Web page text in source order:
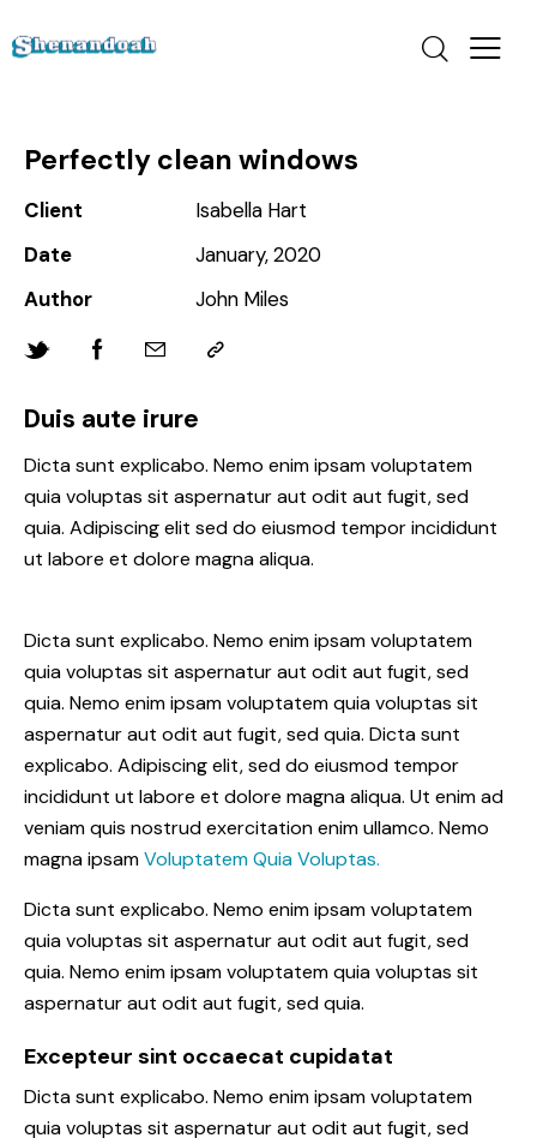
Perfectly clean windows
Client
Isabella Hart
Date
January, 2020
Author
John Miles
Duis aute irure
Dicta sunt explicabo. Nemo enim ipsam voluptatem
quia voluptas sit aspernatur aut odit aut fugit, sed
quia. Adipiscing elit sed do eiusmod tempor incididunt
ut labore et dolore magna aliqua.
Dicta sunt explicabo. Nemo enim ipsam voluptatem
quia voluptas sit aspernatur aut odit aut fugit, sed
quia. Nemo enim ipsam voluptatem quia voluptas sit
aspernatur aut odit aut fugit, sed quia. Dicta sunt
explicabo. Adipiscing elit, sed do eiusmod tempor
incididunt ut labore et dolore magna aliqua. Ut enim ad
veniam quis nostrud exercitation enim ullamco. Nemo
magna ipsamVoluptatem Quia Voluptas.
Dicta sunt explicabo. Nemo enim ipsam voluptatem
quia voluptas sit aspernatur aut odit aut fugit, sed
quia. Nemo enim ipsam voluptatem quia voluptas sit
aspernatur aut odit aut fugit, sed quia.
Excepteur sint occaecat cupidatat
Dicta sunt explicabo. Nemo enim ipsam voluptatem
quia voluptas sit aspernatur aut odit aut fugit, sed